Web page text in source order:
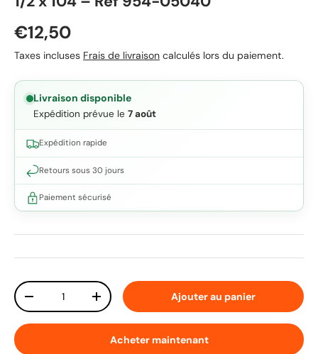
Prix habituel
€12,50
Taxes incluses Frais de livraison calculés lors du paiement.
Livraison disponible
Expédition prévue le 7 août
Expédition rapide
Retours sous 30 jours
Paiement sécurisé
Qté
Diminuer la quantitéAugmenter la quantitéAjouter au panier
Acheter maintenant